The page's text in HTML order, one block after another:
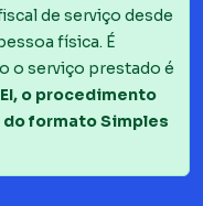
de serviço desde
física. É
o serviço prestado é
o procedimento
formato Simples